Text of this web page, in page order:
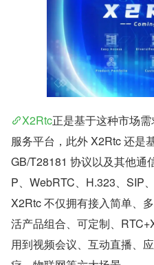
X2Rtc正是基于这种市场
服务平台，此外 X2Rtc 还是
GB/T28181 协议以及其他通
P、WebRTC、H.323、SIP
X2Rtc 不仅拥有接入简单、
活产品组合、可定制、
用到视频会议、互动直播、